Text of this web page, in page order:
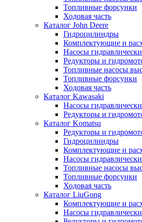
Топливные форсунки
Ходовая часть
Каталог John Deere
Гидроцилиндры
Комплектующие и
Насосы
Редукторы и
Топливные насосы
Топливные форсунки
Ходовая часть
Каталог Kawasaki
Насосы
Редукторы и
Каталог Komatsu
Редукторы и
Гидроцилиндры
Комплектующие и
Насосы
Топливные насосы
Топливные форсунки
Ходовая часть
Каталог LiuGong
Комплектующие и
Насосы